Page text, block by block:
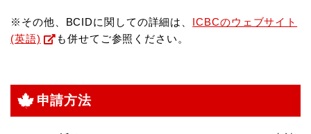
※その他、BCIDに関しての詳細は、 ICBCのウェブサイト
(英語)
も併せてご参照ください。
申請方法